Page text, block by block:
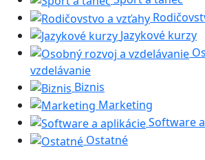
Jazykové kurzy
vzdelávanie
Biznis
Marketing
Software
Ostatné